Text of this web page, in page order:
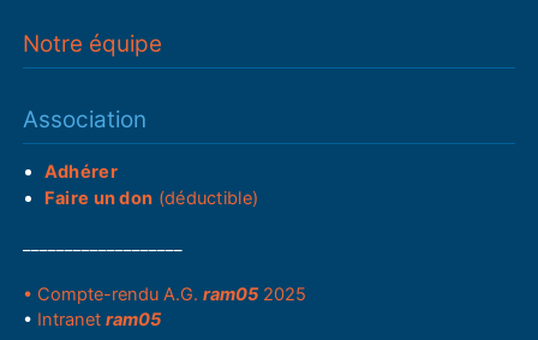
Notre équipe
Association
Adhérer
Faire un don (déductible)
• Compte-rendu A.G.ram05 2025
• Intranetram05